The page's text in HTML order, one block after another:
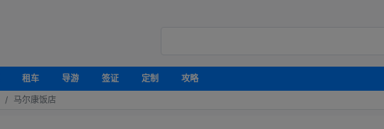
租车 导游 签证 定制
攻略
马尔康饭店